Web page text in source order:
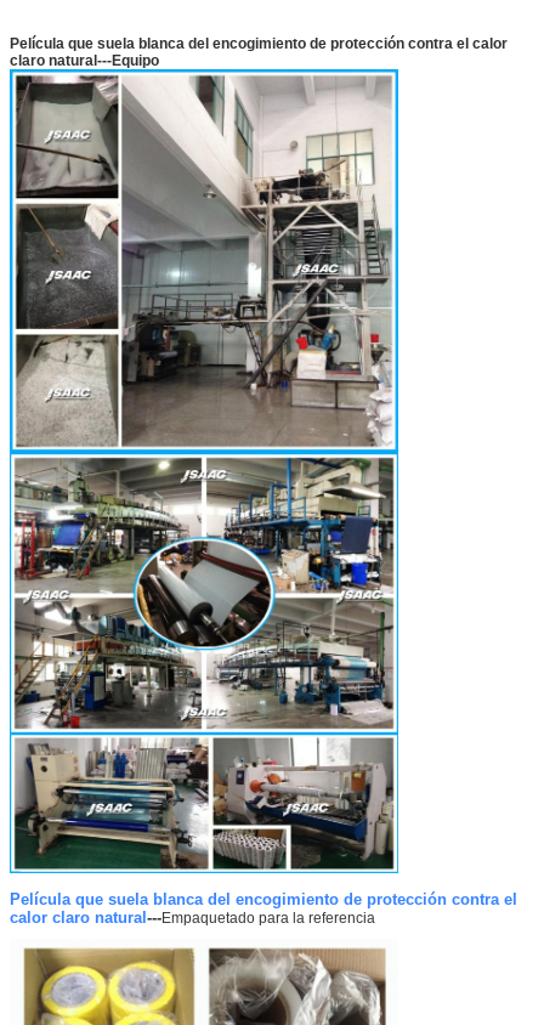
Película que suela blanca del encogimiento de protección contra el calor
claro natural---Equipo
Película que suela blanca del encogimiento de protección contra el
calor claro natural ---Empaquetado para la referencia